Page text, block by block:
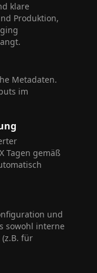
klare
Produktion,
Metadaten.
im
Tagen gemäß
und
sowohl interne
für